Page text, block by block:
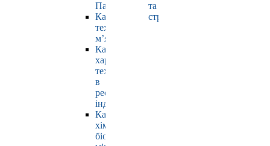
Павлюк
Кафедра
технології
м’яса
Кафедра
харчових
технологій
в
ресторанній
індустрії
Кафедра
хімії,
біохімії,
та
страхування